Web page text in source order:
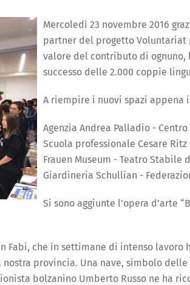
Mercoledì 23 novembre 2016
partner del progetto Voluntariat
valore del contributo di
successo delle 2.000 coppie
A riempire i nuovi spazi appena
Agenzia Andrea Palladio -
Scuola professionale Cesare
Frauen Museum - Teatro Stabile
Giardineria Schullian -
Si sono aggiunte l’opera d’arte
Fabi, che in settimane di intenso
provincia. Una nave, simbolo
bolzanino Umberto Russo ne ha